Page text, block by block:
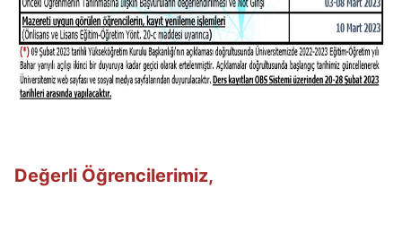
Değerli Öğrencilerimiz,